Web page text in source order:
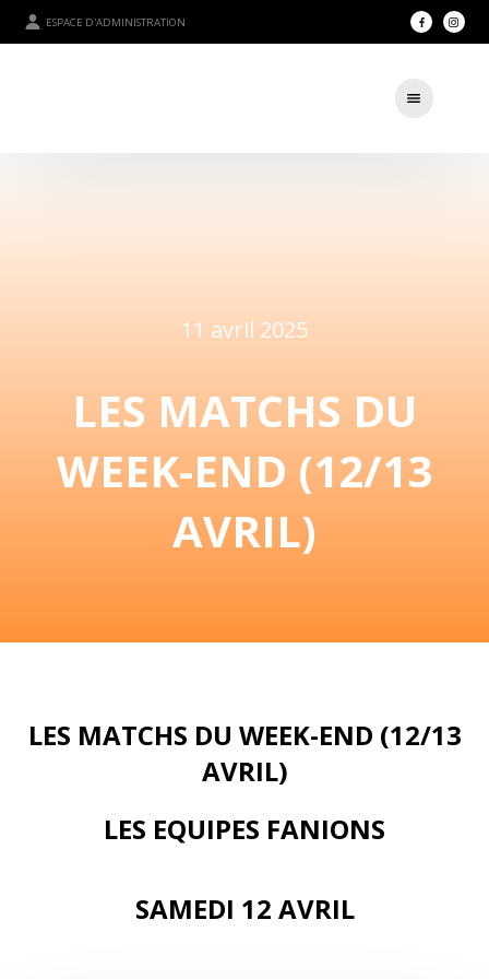
ESPACE D'ADMINISTRATION
11 avril 2025
LES MATCHS DU
WEEK-END (12/13
AVRIL)
LES MATCHS DU WEEK-END (12/13
AVRIL)
LES EQUIPES FANIONS
SAMEDI 12 AVRIL